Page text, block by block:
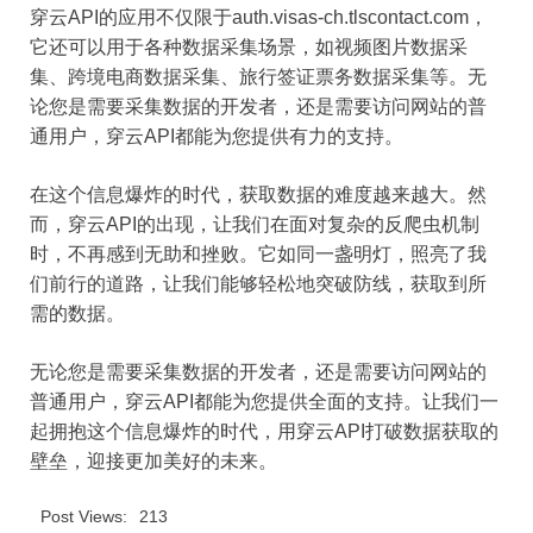
穿云API的应用不仅限于auth.visas-ch.tlscontact.com，
它还可以用于各种数据采集场景，如视频图片数据采
集、跨境电商数据采集、旅行签证票务数据采集等。无
论您是需要采集数据的开发者，还是需要访问网站的普
通用户，穿云API都能为您提供有力的支持。
在这个信息爆炸的时代，获取数据的难度越来越大。然
而，穿云API的出现，让我们在面对复杂的反爬虫机制
时，不再感到无助和挫败。它如同一盏明灯，照亮了我
们前行的道路，让我们能够轻松地突破防线，获取到所
需的数据。
无论您是需要采集数据的开发者，还是需要访问网站的
普通用户，穿云API都能为您提供全面的支持。让我们一
起拥抱这个信息爆炸的时代，用穿云API打破数据获取的
壁垒，迎接更加美好的未来。
Post Views: 213